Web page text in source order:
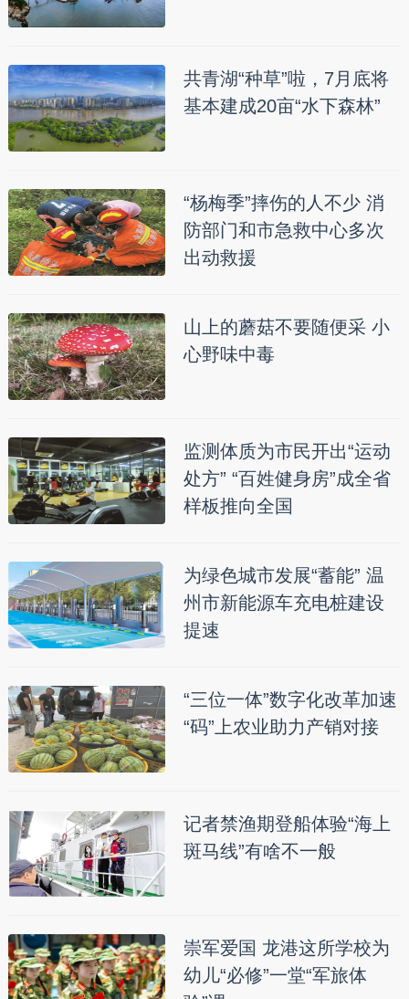
共青湖“种草”啦，7月底将
基本建成20亩“水下森林”
“杨梅季”摔伤的人不少 消
防部门和市急救中心多次
出动救援
山上的蘑菇不要随便采 小
心野味中毒
监测体质为市民开出“运动
处方” “百姓健身房”成全省
样板推向全国
为绿色城市发展“蓄能” 温
州市新能源车充电桩建设
提速
“三位一体”数字化改革加速
“码”上农业助力产销对接
记者禁渔期登船体验“海上
斑马线”有啥不一般
崇军爱国 龙港这所学校为
幼儿“必修”一堂“军旅体